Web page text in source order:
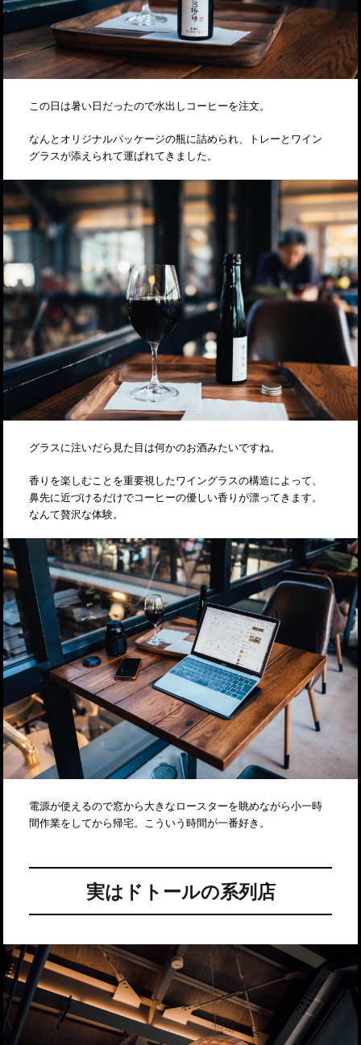
この日は暑い日だったので水出しコーヒーを注文。
なんとオリジナルパッケージの瓶に詰められ、トレーとワイン
グラスが添えられて運ばれてきました。
グラスに注いだら見た目は何かのお酒みたいですね。
香りを楽しむことを重要視したワイングラスの構造によって、
鼻先に近づけるだけでコーヒーの優しい香りが漂ってきます。
なんて贅沢な体験。
電源が使えるので窓から大きなロースターを眺めながら小一時
間作業をしてから帰宅。こういう時間が一番好き。
実はドトールの系列店